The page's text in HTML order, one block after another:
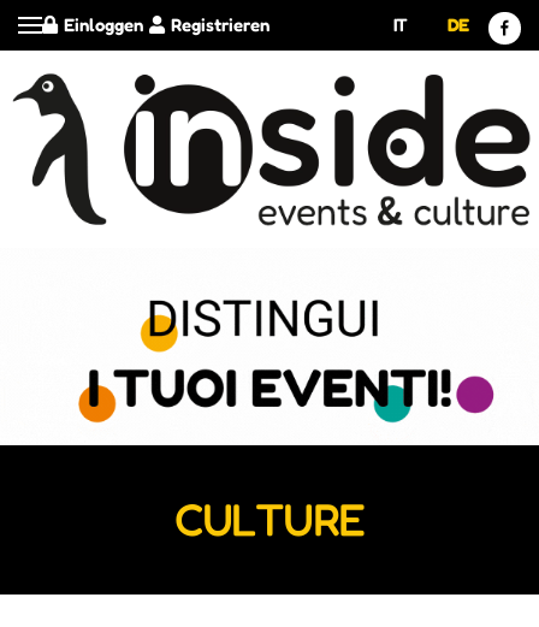
Registrieren
Einloggen IT DE
CULTURE